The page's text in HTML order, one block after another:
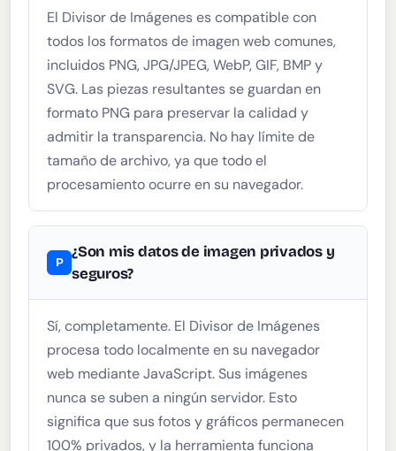
El Divisor de Imágenes es compatible con
todos los formatos de imagen web comunes,
incluidos PNG, JPG/JPEG, WebP, GIF, BMP y
SVG. Las piezas resultantes se guardan en
formato PNG para preservar la calidad y
admitir la transparencia. No hay límite de
tamaño de archivo, ya que todo el
procesamiento ocurre en su navegador.
¿Son mis datos de imagen privados y
seguros?
Sí, completamente. El Divisor de Imágenes
procesa todo localmente en su navegador
web mediante JavaScript. Sus imágenes
nunca se suben a ningún servidor. Esto
significa que sus fotos y gráficos permanecen
100% privados, y la herramienta funciona